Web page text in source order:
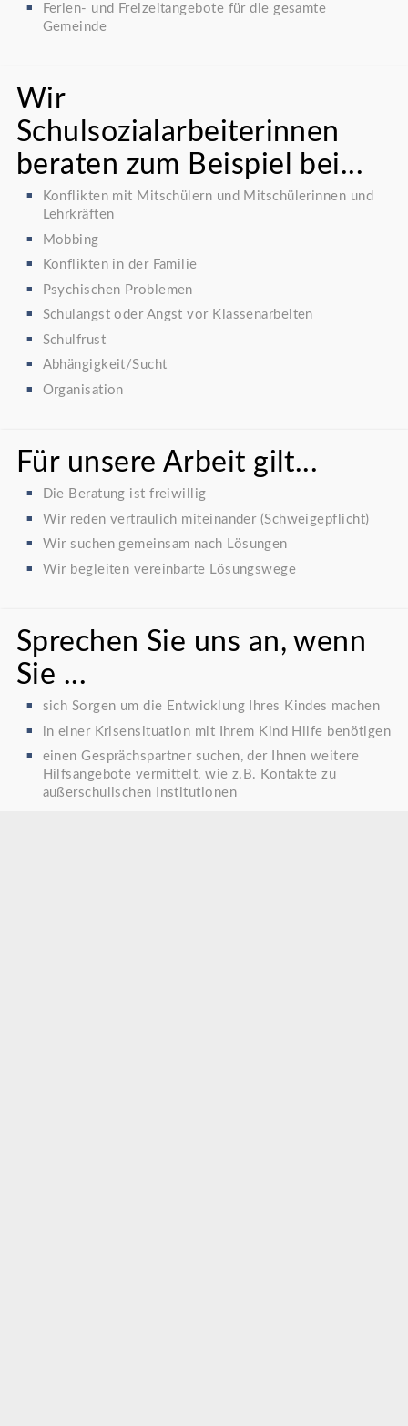
Ferien- und Freizeitangebote für die gesamte
Gemeinde
Wir
Schulsozialarbeiterinnen
beraten zum Beispiel bei...
Konflikten mit Mitschülern und Mitschülerinnen und
Lehrkräften
Mobbing
Konflikten in der Familie
Psychischen Problemen
Schulangst oder Angst vor Klassenarbeiten
Schulfrust
Abhängigkeit/Sucht
Organisation
Für unsere Arbeit gilt...
Die Beratung ist freiwillig
Wir reden vertraulich miteinander (Schweigepflicht)
Wir suchen gemeinsam nach Lösungen
Wir begleiten vereinbarte Lösungswege
Sprechen Sie uns an, wenn
Sie ...
sich Sorgen um die Entwicklung Ihres Kindes machen
in einer Krisensituation mit Ihrem Kind Hilfe benötigen
einen Gesprächspartner suchen, der Ihnen weitere
Hilfsangebote vermittelt, wie z.B. Kontakte zu
außerschulischen Institutionen